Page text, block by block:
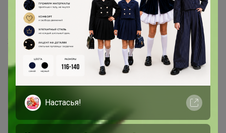
когда поеду забирать, видео запишу с производства
для нас )
29 февраля, 2024 16:39
ципа
Продукт сделан из мяса, жил и любых мясных
ингредиентов и загустителей для удешевления
продукции - это опечатка или все верно?
Настасья!